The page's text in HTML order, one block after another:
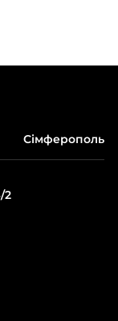
Сімферополь
2